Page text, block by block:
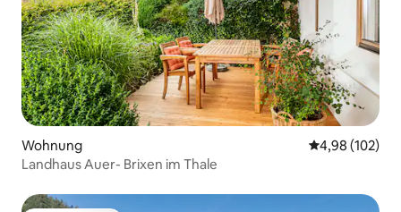
Wohnung
4,98 (102)
Landhaus Auer- Brixen im Thale